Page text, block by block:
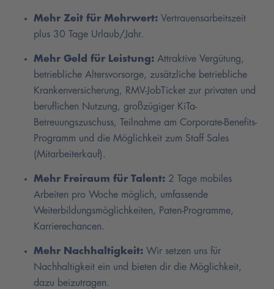
Mehr Zeit für Mehrwert: Vertrauensarbeitszeit
plus 30 Tage Urlaub/Jahr.
Mehr Geld für Leistung: Attraktive Vergütung,
betriebliche Altersvorsorge, zusätzliche betriebliche
Krankenversicherung, RMV-JobTicket zur privaten und
beruflichen Nutzung, großzügiger KiTa-
Betreuungszuschuss, Teilnahme am Corporate-Benefits-
Programm und die Möglichkeit zum Staff Sales
(Mitarbeiterkauf).
Mehr Freiraum für Talent: 2 Tage mobiles
Arbeiten pro Woche möglich, umfassende
Weiterbildungsmöglichkeiten, Paten-Programme,
Karrierechancen.
Mehr Nachhaltigkeit: Wir setzen uns für
Nachhaltigkeit ein und bieten dir die Möglichkeit,
dazu beizutragen.